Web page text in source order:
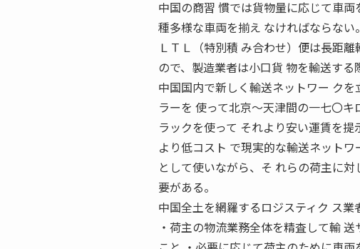
中国の商習 慣では貨物量に応じて車
種多様な車両を揃え なければならない。
ＬＴＬ（特別積 み合わせ）便は長距
ので、製造業者は小口貨 物を輸送する
中国国内で新しく輸送ネットワー ク
ラーを 使って北京〜天津間の一七〇
ラックを使って それより安い運賃を提
より低コスト で現実的な輸送ネット
として使いながら、そ れらの荷主に
要がある。
中国全土を網羅するロジスティク ス業
・荷主の物流業務全体を精査して輸